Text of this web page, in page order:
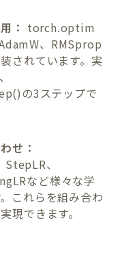
： torch.optim
、RMSprop
されています。実
の3ステップで
せ：
、
など様々な学
これらを組み合わ
現できます。